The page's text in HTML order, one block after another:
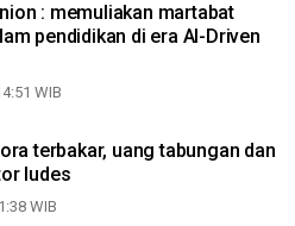
: memuliakan martabat
pendidikan di era AI-Driven
WIB
terbakar, uang tabungan dan
ludes
WIB